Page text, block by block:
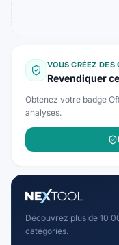
VOUS CRÉEZ DES
Revendiquer
Obtenez votre badge
analyses.
Découvrez plus de 10
catégories.